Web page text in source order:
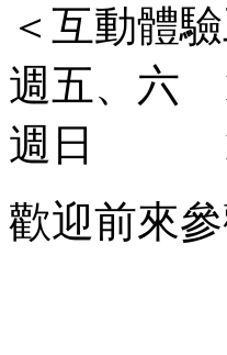
＜互動體
週五、六
週日
歡迎前來參